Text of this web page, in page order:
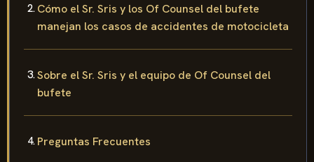
Cómo el Sr. Sris y los Of Counsel del bufete
manejan los casos de accidentes de motocicleta
Sobre el Sr. Sris y el equipo de Of Counsel del
bufete
Preguntas Frecuentes